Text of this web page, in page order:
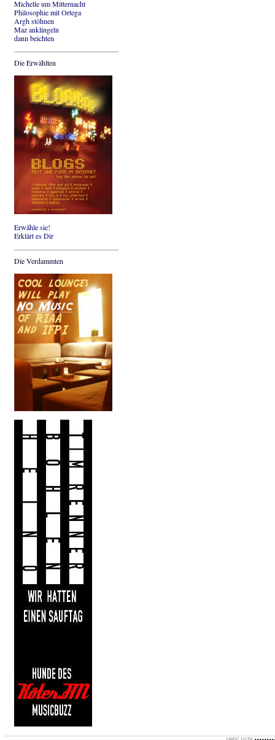
Michelle um Mitternacht
Philosophie mit Ortega
Argh stöhnen
Maz anklingeln
dann beichten
Die Erwählten
Erwähle sie!
Erklärt es Dir
Die Verdammten